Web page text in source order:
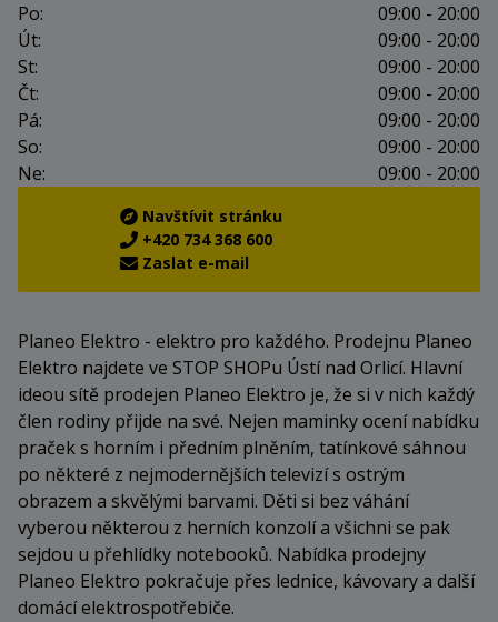
Po:
09:00 - 20:00
Út:
09:00 - 20:00
St:
09:00 - 20:00
Čt:
09:00 - 20:00
Pá:
09:00 - 20:00
So:
09:00 - 20:00
Ne:
09:00 - 20:00
Navštívit stránku
+420 734 368 600
Zaslat e-mail
Planeo Elektro - elektro pro každého. Prodejnu Planeo
Elektro najdete ve STOP SHOPu Ústí nad Orlicí. Hlavní
ideou sítě prodejen Planeo Elektro je, že si v nich každý
člen rodiny přijde na své. Nejen maminky ocení nabídku
praček s horním i předním plněním, tatínkové sáhnou
po některé z nejmodernějších televizí s ostrým
obrazem a skvělými barvami. Děti si bez váhání
vyberou některou z herních konzolí a všichni se pak
sejdou u přehlídky notebooků. Nabídka prodejny
Planeo Elektro pokračuje přes lednice, kávovary a další
domácí elektrospotřebiče.